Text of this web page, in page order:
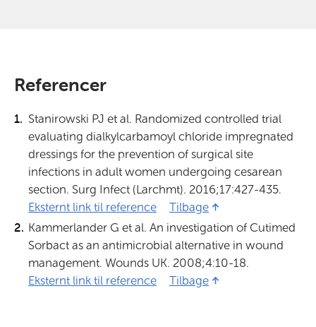
Referencer
Stanirowski PJ et al. Randomized controlled trial
evaluating dialkylcarbamoyl chloride impregnated
dressings for the prevention of surgical site
infections in adult women undergoing cesarean
section. Surg Infect (Larchmt). 2016;17:427-435.
Eksternt link til reference 1 (Åbner i ny fane)
Tilbage
Kammerlander G et al. An investigation of Cutimed
Sorbact as an antimicrobial alternative in wound
management. Wounds UK. 2008;4:10-18.
Eksternt link til reference 2 (Åbner i ny fane)
Tilbage